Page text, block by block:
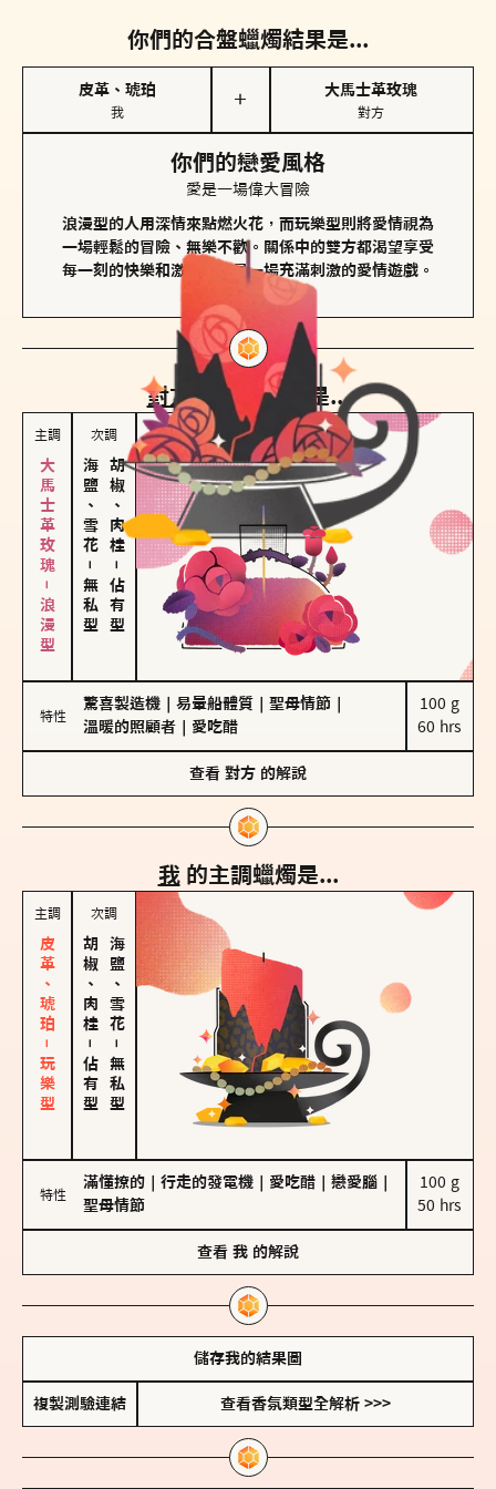
你們的合盤蠟燭結果是...
皮革、琥珀
我
＋
大馬士革玫瑰
對方
你們的戀愛風格
愛是一場偉大冒險
浪漫型的人用深情來點燃火花，而玩樂型則將愛情視為
一場輕鬆的冒險、無樂不歡。關係中的雙方都渴望享受
每一刻的快樂和激動，像是一場充滿刺激的愛情遊戲。
對方的主調蠟燭是...
主調
大馬士革玫瑰－浪漫型
次調
海鹽、雪花
－
無私型
胡椒、肉桂
－
佔有型
特性
驚喜製造機 易暈船體質 聖母情節
溫暖的照顧者
愛吃醋
100 g
60 hrs
查看 對方 的解說
我 的主調蠟燭是...
主調
皮革、琥珀－玩樂型
次調
胡椒、肉桂
－
佔有型
海鹽、雪花
－
無私型
特性
滿懂撩的 行走的發電機 愛吃醋 戀愛腦
聖母情節
100 g
50 hrs
查看 我 的解說
儲存我的結果圖
複製測驗連結 查看香氛類型全解析 >>>